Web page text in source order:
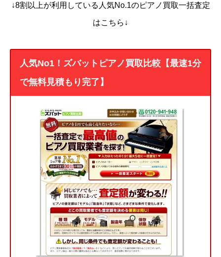
↓8割以上が利用している人気No.1のピアノ買取一括査定
はこちら↓
人気No1！ズバットピアノ買取比較【最速1分
で無料見積もり完了】